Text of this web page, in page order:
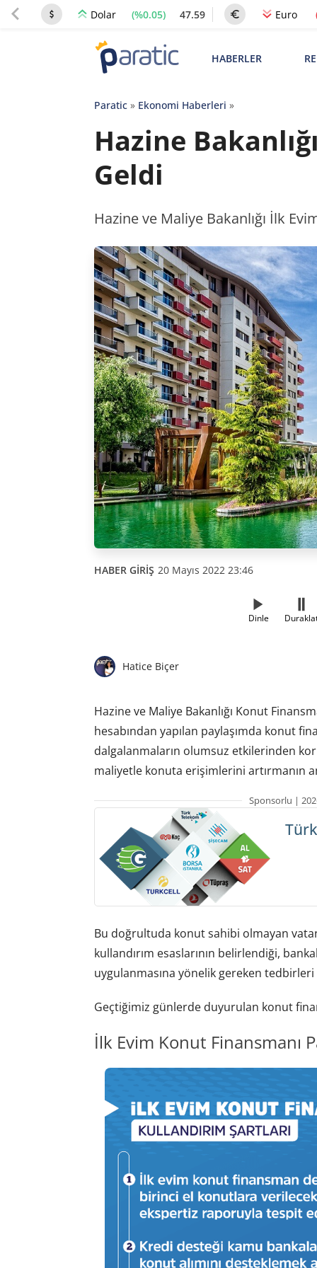
Dolar (%0.05) 47.59 Euro
HABERLER
Paratic» Ekonomi Haberleri »
Hazine
Geldi
Hazine ve Maliye Bakanlığı İlk
HABER GİRİŞ 20 Mayıs 2022 23:46
Dinle
Hatice Biçer
Hazine ve Maliye Bakanlığı Konut
hesabından yapılan paylaşımda konut
dalgalanmaların olumsuz etkilerinden
maliyetle konuta erişimlerini artırmanın
Sponsorlu |
Bu doğrultuda konut sahibi olmayan
kullandırım esaslarının belirlendiği,
uygulanmasına yönelik gereken tedbirleri
Geçtiğimiz günlerde duyurulan konut
İlk Evim Konut Finansmanı